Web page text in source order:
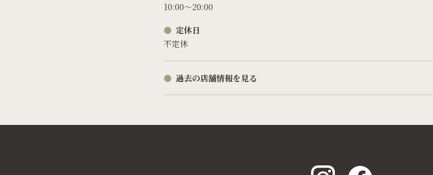
10:00〜20:00
定休日
不定休
過去の店舗情報を見る